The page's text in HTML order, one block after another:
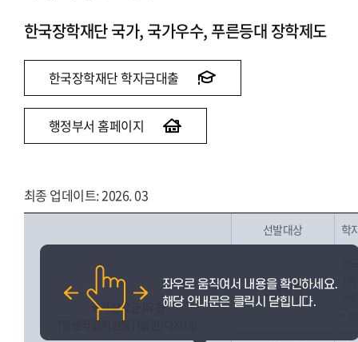
한국장학재단 국가, 국가우수, 푸른등대 장학제도
한국장학재단 학자금대출
행정부서 홈페이지
최종 업데이트: 2026. 03
국가장학금 I유형
(학생직접지원형) (일반/다자녀)
선발대상 학
신청시기